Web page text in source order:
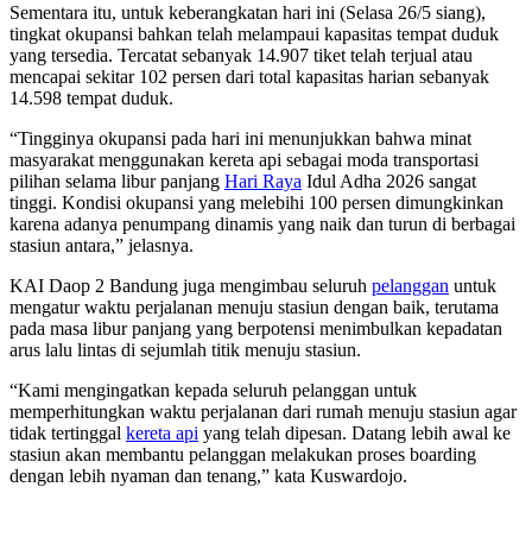
Sementara itu, untuk keberangkatan hari ini (Selasa 26/5 siang),
tingkat okupansi bahkan telah melampaui kapasitas tempat duduk
yang tersedia. Tercatat sebanyak 14.907 tiket telah terjual atau
mencapai sekitar 102 persen dari total kapasitas harian sebanyak
14.598 tempat duduk.
“Tingginya okupansi pada hari ini menunjukkan bahwa minat
masyarakat menggunakan kereta api sebagai moda transportasi
pilihan selama libur panjang Hari Raya Idul Adha 2026 sangat
tinggi. Kondisi okupansi yang melebihi 100 persen dimungkinkan
karena adanya penumpang dinamis yang naik dan turun di berbagai
stasiun antara,” jelasnya.
KAI Daop 2 Bandung juga mengimbau seluruh pelanggan untuk
mengatur waktu perjalanan menuju stasiun dengan baik, terutama
pada masa libur panjang yang berpotensi menimbulkan kepadatan
arus lalu lintas di sejumlah titik menuju stasiun.
“Kami mengingatkan kepada seluruh pelanggan untuk
memperhitungkan waktu perjalanan dari rumah menuju stasiun agar
tidak tertinggal kereta api yang telah dipesan. Datang lebih awal ke
stasiun akan membantu pelanggan melakukan proses boarding
dengan lebih nyaman dan tenang,” kata Kuswardojo.